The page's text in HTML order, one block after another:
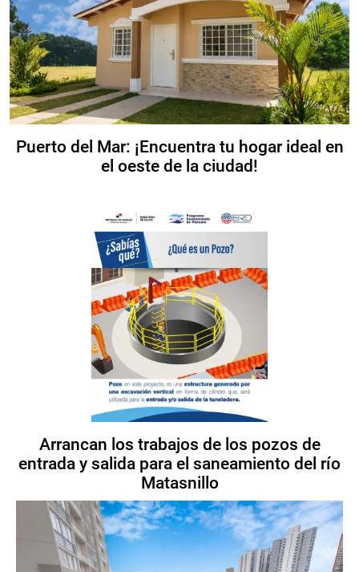
Puerto del Mar: ¡Encuentra tu hogar ideal en
el oeste de la ciudad!
Arrancan los trabajos de los pozos de
entrada y salida para el saneamiento del río
Matasnillo